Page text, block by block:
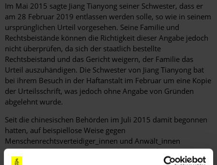
Im Mai 2015 sagte Jiang Tianyong seiner Schwester, dass er
am 28 Februar 2019 entlassen werden solle, so wie in seinem
ursprünglichen Urteil vorgesehen. Seine Familie und
Rechtsbeistände können die Richtigkeit dieser Angabe jedoch
nicht überprüfen, da sich der staatlich bestellte
Rechtsbeistand und das Gericht weigern, der Familie das
Urteil auszuhändigen. Die Schwester von Jiang Tianyong bat
bei ihrem Besuch in der Haftanstalt im Februar um eine Kopie
der Urteilsschrift, was jedoch ohne Angabe von Gründen
abgelehnt wurde.
Seit die chinesischen Behörden im Juli 2015 damit begonnen
hatten, auf beispiellose Weise gegen
Menschenrechtsverteidiger_innen und Anwält_innen
vorzugehen, haben viele weitere damals inhaftierte
Anwält_innen angegeben, im Gewahrsam misshandelt oder